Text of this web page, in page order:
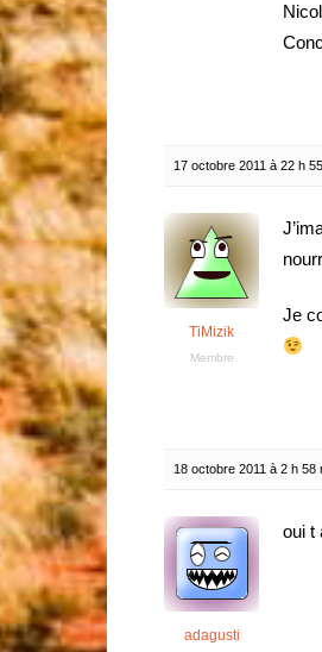
17 octobre 2011 à 22 h
TiMizik
Membre
Je
18 octobre 2011 à 2 h 58
adagusti
oui t